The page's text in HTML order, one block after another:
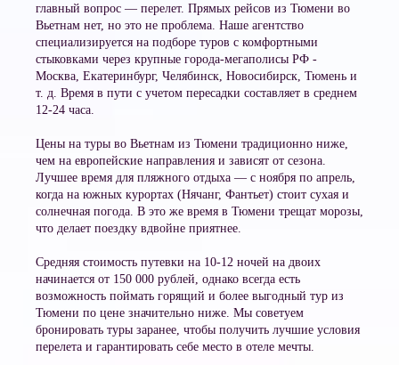
главный вопрос — перелет. Прямых рейсов из Тюмени во
Вьетнам нет, но это не проблема. Наше агентство
специализируется на подборе туров с комфортными
стыковками через крупные города-мегаполисы РФ -
Москва, Екатеринбург, Челябинск, Новосибирск, Тюмень и
т. д. Время в пути с учетом пересадки составляет в среднем
12-24 часа.
Цены на туры во Вьетнам из Тюмени традиционно ниже,
чем на европейские направления и зависят от сезона.
Лучшее время для пляжного отдыха — с ноября по апрель,
когда на южных курортах (Нячанг, Фантьет) стоит сухая и
солнечная погода. В это же время в Тюмени трещат морозы,
что делает поездку вдвойне приятнее.
Средняя стоимость путевки на 10-12 ночей на двоих
начинается от 150 000 рублей, однако всегда есть
возможность поймать горящий и более выгодный тур из
Тюмени по цене значительно ниже. Мы советуем
бронировать туры заранее, чтобы получить лучшие условия
перелета и гарантировать себе место в отеле мечты.